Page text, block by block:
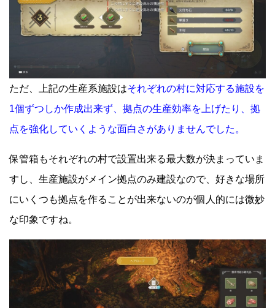
ただ、上記の生産系施設はそれぞれの村に対応する施設を
1個ずつしか作成出来ず、拠点の生産効率を上げたり、拠
点を強化していくような面白さがありませんでした。
保管箱もそれぞれの村で設置出来る最大数が決まっていま
すし、生産施設がメイン拠点のみ建設なので、好きな場所
にいくつも拠点を作ることが出来ないのが個人的には微妙
な印象ですね。